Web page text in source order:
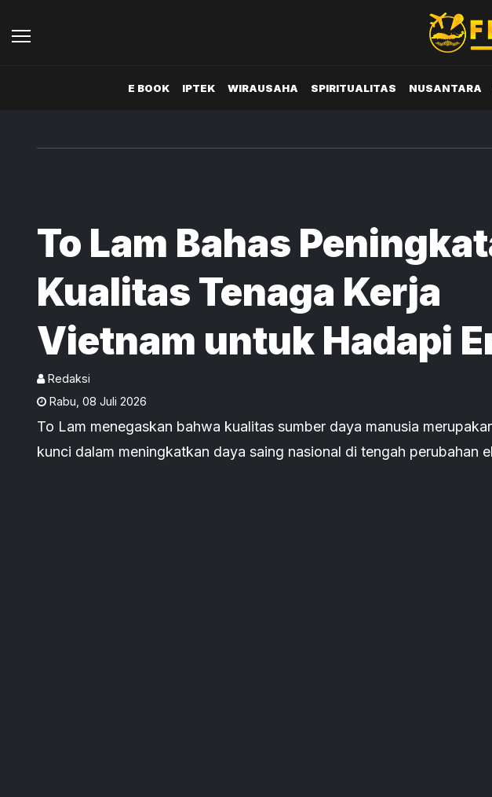
E BOOK IPTEK WIRAUSAHA SPIRITUALITAS NUSANTARA
To Lam Bahas
Kualitas Tenaga Kerja
Vietnam untuk Hadapi
Baru
Redaksi
Rabu 08 Juli 2026
To Lam menegaskan bahwa kualitas sumber daya manusia
kunci dalam meningkatkan daya saing nasional di tengah perubahan